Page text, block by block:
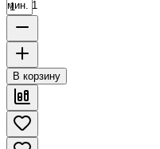
мин. 1
В корзину